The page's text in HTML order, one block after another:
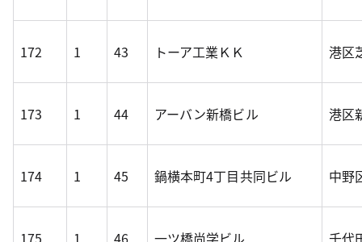
172 1 43 トーア工業ＫＫ 港区
173 1 44 アーバン新橋ビル 港区
174 1 45 鍋横本町4丁目共同ビル 中野
175 1 46 一ツ橋尚学ビル 千代